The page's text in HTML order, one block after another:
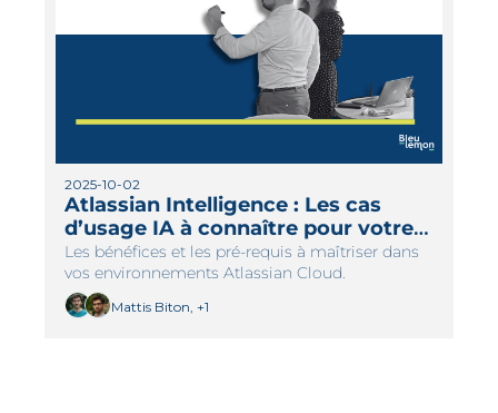
2025-10-02
Atlassian Intelligence : Les cas
d’usage IA à connaître pour votre
DSI
Les bénéfices et les pré-requis à maîtriser dans
vos environnements Atlassian Cloud.
Mattis Biton, +1